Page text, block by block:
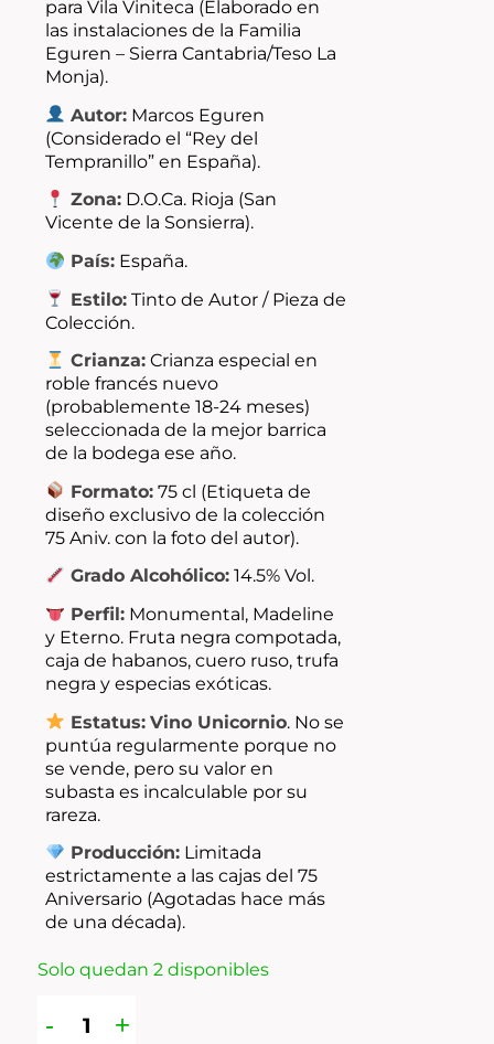
para Vila Viniteca (Elaborado en
las instalaciones de la Familia
Eguren – Sierra Cantabria/Teso La
Monja).
Autor:Marcos Eguren
(Considerado el “Rey del
Tempranillo” en España).
Zona:D.O.Ca. Rioja (San
Vicente de la Sonsierra).
País:España.
Estilo:Tinto de Autor / Pieza de
Colección.
Crianza:Crianza especial en
roble francés nuevo
(probablemente 18-24 meses)
seleccionada de la mejor barrica
de la bodega ese año.
Formato:75 cl (Etiqueta de
diseño exclusivo de la colección
75 Aniv. con la foto del autor).
Grado Alcohólico:14.5% Vol.
Perfil:Monumental, Madeline
y Eterno. Fruta negra compotada,
caja de habanos, cuero ruso, trufa
negra y especias exóticas.
Estatus: Vino Unicornio. No se
puntúa regularmente porque no
se vende, pero su valor en
subasta es incalculable por su
rareza.
Producción:Limitada
estrictamente a las cajas del 75
Aniversario (Agotadas hace más
de una década).
Solo quedan 2 disponibles